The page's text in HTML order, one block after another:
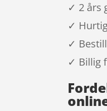
✓ 2 års
✓
✓
✓ Billig